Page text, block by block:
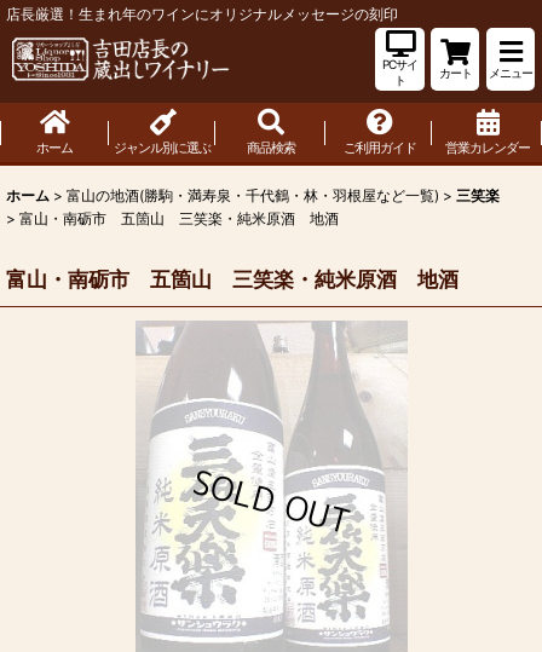
店長厳選！生まれ年のワインにオリジナルメッセージの刻印
PCサイ
ト
カート メニュー
ホーム ジャンル別に選ぶ 商品検索 ご利用ガイド 営業カレンダー
ホーム > 富山の地酒(勝駒・満寿泉・千代鶴・林・羽根屋など一覧) > 三笑楽
> 富山・南砺市 五箇山 三笑楽・純米原酒 地酒
富山・南砺市 五箇山 三笑楽・純米原酒 地酒